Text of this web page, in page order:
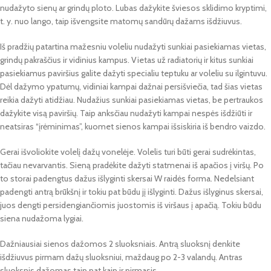
nudažyto sienų ar grindų ploto. Lubas dažykite šviesos sklidimo kryptimi,
t. y. nuo lango, taip išvengsite matomų sandūrų dažams išdžiuvus.
Iš pradžių patartina mažesniu voleliu nudažyti sunkiai pasiekiamas vietas,
grindų pakraščius ir vidinius kampus. Vietas už radiatorių ir kitus sunkiai
pasiekiamus paviršius galite dažyti specialiu teptuku ar voleliu su ilgintuvu.
Dėl dažymo ypatumų, vidiniai kampai dažnai persišviečia, tad šias vietas
reikia dažyti atidžiau. Nudažius sunkiai pasiekiamas vietas, be pertraukos
dažykite visą paviršių. Taip anksčiau nudažyti kampai nespės išdžiūti ir
neatsiras “įrėminimas”, kuomet sienos kampai išsiskiria iš bendro vaizdo.
Gerai išvoliokite volelį dažų vonelėje. Volelis turi būti gerai sudrėkintas,
tačiau nevarvantis. Sieną pradėkite dažyti statmenai iš apačios į viršų. Po
to storai padengtus dažus išlyginti skersai W raidės forma. Nedelsiant
padengti antrą brūkšnį ir tokiu pat būdu jį išlyginti. Dažus išlyginus skersai,
juos dengti persidengiančiomis juostomis iš viršaus į apačią. Tokiu būdu
siena nudažoma lygiai.
Dažniausiai sienos dažomos 2 sluoksniais. Antrą sluoksnį denkite
išdžiuvus pirmam dažų sluoksniui, maždaug po 2-3 valandų. Antras